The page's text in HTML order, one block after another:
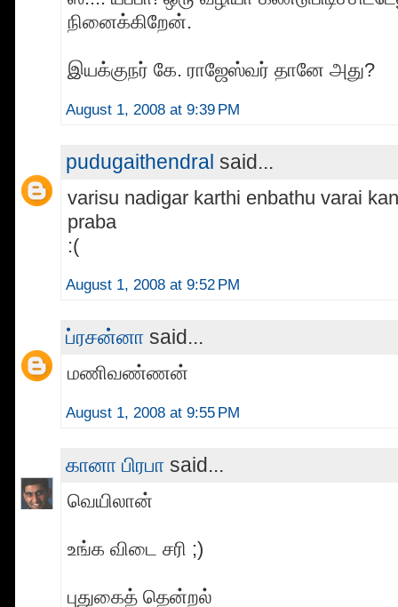
நினைக்கிறேன்.
இயக்குநர் கே. ராஜேஸ்வர் தானே அது?
August 1, 2008 at 9:39 PM
pudugaithendral said...
varisu nadigar karthi enbathu varai
praba
:(
August 1, 2008 at 9:52 PM
ப்ரசன்னா said...
மணிவண்ணன்
August 1, 2008 at 9:55 PM
கானா பிரபா said...
வெயிலான்
உங்க விடை சரி ;)
புதுகைத் தென்றல்